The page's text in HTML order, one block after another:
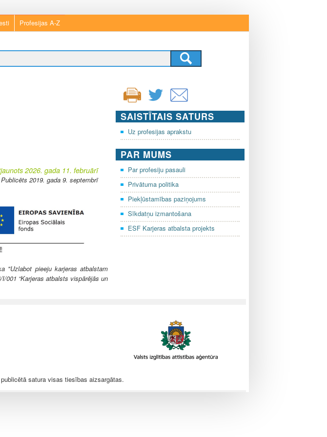
Profesijas A-Z
2026. gada 11. februārī
Publicēts 2019. gada 9. septembrī
"Uzlabot pieeju karjeras atbalstam
001 “Karjeras atbalsts vispārējās un
SAISTĪTAIS SATURS
Uz profesijas aprakstu
PAR MUMS
Par profesiju pasauli
Privātuma politika
Piekļūstamības paziņojums
Sīkdatņu izmantošana
ESF Karjeras atbalsta projekts
satura visas tiesības aizsargātas.